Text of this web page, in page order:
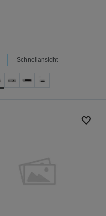
Schnellansicht